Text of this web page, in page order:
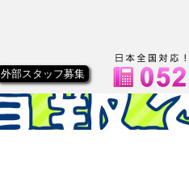
外部スタッフ募集